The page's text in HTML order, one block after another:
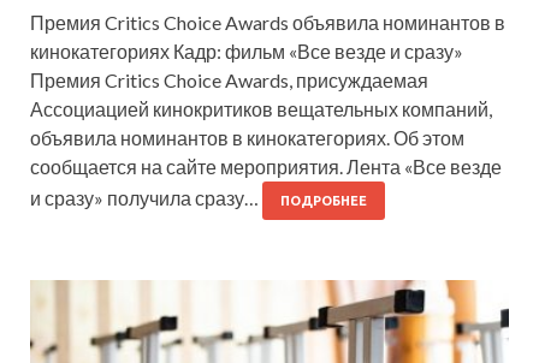
Премия Critics Choice Awards объявила номинантов в
кинокатегориях Кадр: фильм «Все везде и сразу»
Премия Critics Choice Awards, присуждаемая
Ассоциацией кинокритиков вещательных компаний,
объявила номинантов в кинокатегориях. Об этом
сообщается на сайте мероприятия. Лента «Все везде
и сразу» получила сразу…
ПОДРОБНЕЕ